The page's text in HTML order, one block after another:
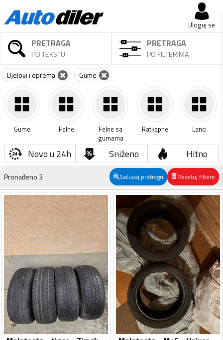
Uloguj se
PRETRAGA
PO TEKSTU
PRETRAGA
PO FILTERIMA
Djelovi i oprema Gume
Gume Felne
Felne sa
gumama
Ratkapne Lanci
Novo u 24h Sniženo Hitno
Pronađeno 3 Sačuvaj pretragu Resetuj filtere